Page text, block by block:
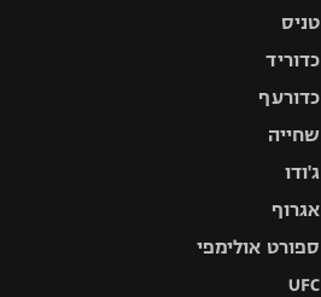
טניס
כדוריד
כדורעף
שחייה
ג'ודו
אגרוף
ספורט אולימפי
UFC